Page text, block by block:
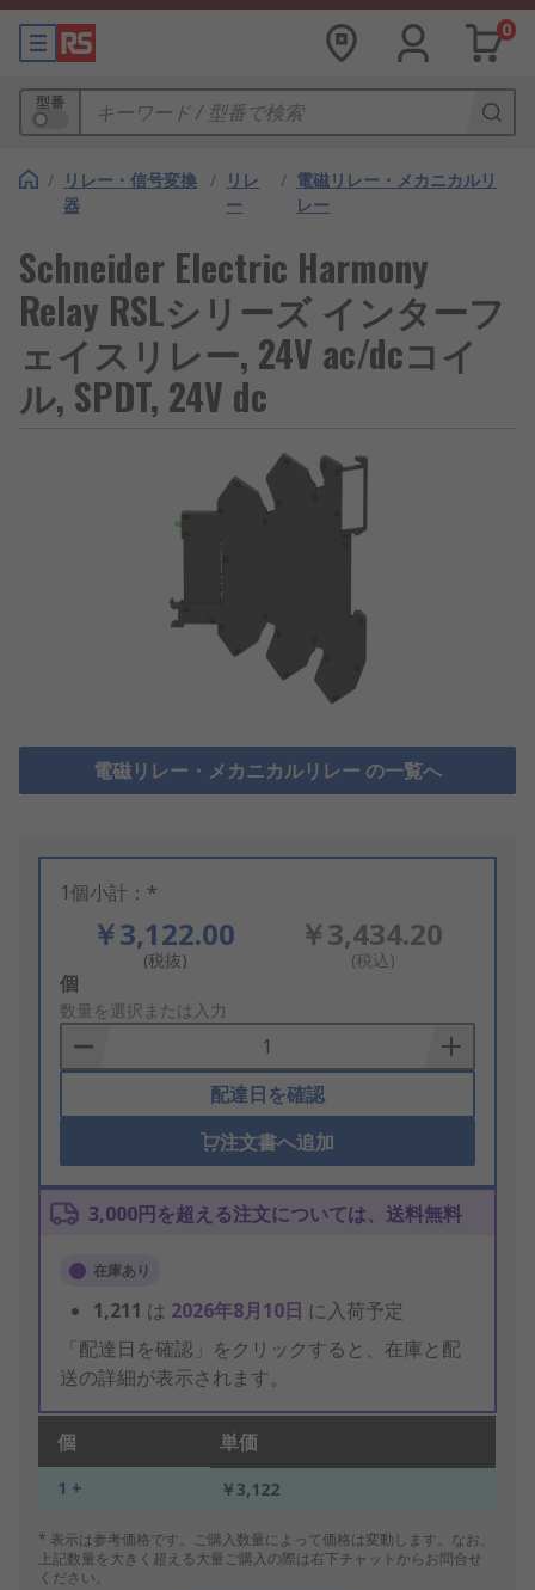
0
型番
/ リレー・信号変換
器
/ リレ
ー
/ 電磁リレー・メカニカルリ
レー
Schneider Electric Harmony
Relay RSLシリーズ インターフ
ェイスリレー, 24V ac/dcコイ
ル, SPDT, 24V dc
電磁リレー・メカニカルリレー の一覧へ
1個小計：*
￥3,122.00
(税抜)
￥3,434.20
(税込)
Add
to
Basket
個
数量を選択または入力
配達日を確認
注文書へ追加
3,000円を超える注文については、送料無料
在庫あり
1,211 は 2026年8月10日 に入荷予定
「配達日を確認」をクリックすると、在庫と配
送の詳細が表示されます。
個 単価
1 + ￥3,122
* 表示は参考価格です。ご購入数量によって価格は変動します。なお、
上記数量を大きく超える大量ご購入の際は右下チャットからお問合せ
ください。